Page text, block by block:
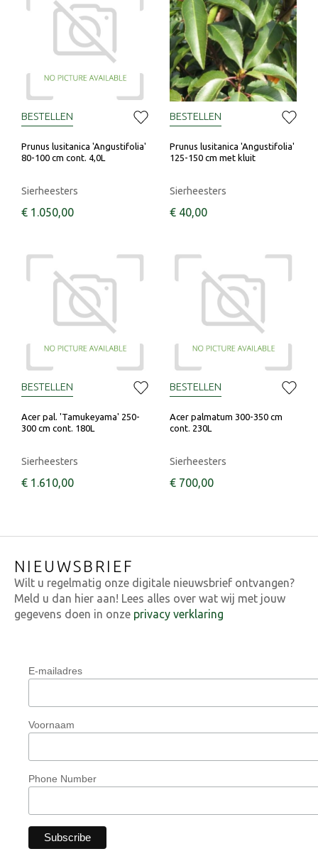
Prunus lusitanica 'Angustifolia'
80-100 cm cont. 4,0L
Sierheesters
€ 1.050,00
BESTELLEN
Prunus lusitanica 'Angustifolia'
125-150 cm met kluit
Sierheesters
€ 40,00
BESTELLEN
Acer pal. 'Tamukeyama' 250-
300 cm cont. 180L
Sierheesters
€ 1.610,00
BESTELLEN
Acer palmatum 300-350 cm
cont. 230L
Sierheesters
€ 700,00
BESTELLEN
NIEUWSBRIEF
Wilt u regelmatig onze digitale nieuwsbrief ontvangen?
Meld u dan hier aan! Lees alles over wat wij met jouw
gegevens doen in onze privacy verklaring
E-mailadres
Voornaam
Phone Number